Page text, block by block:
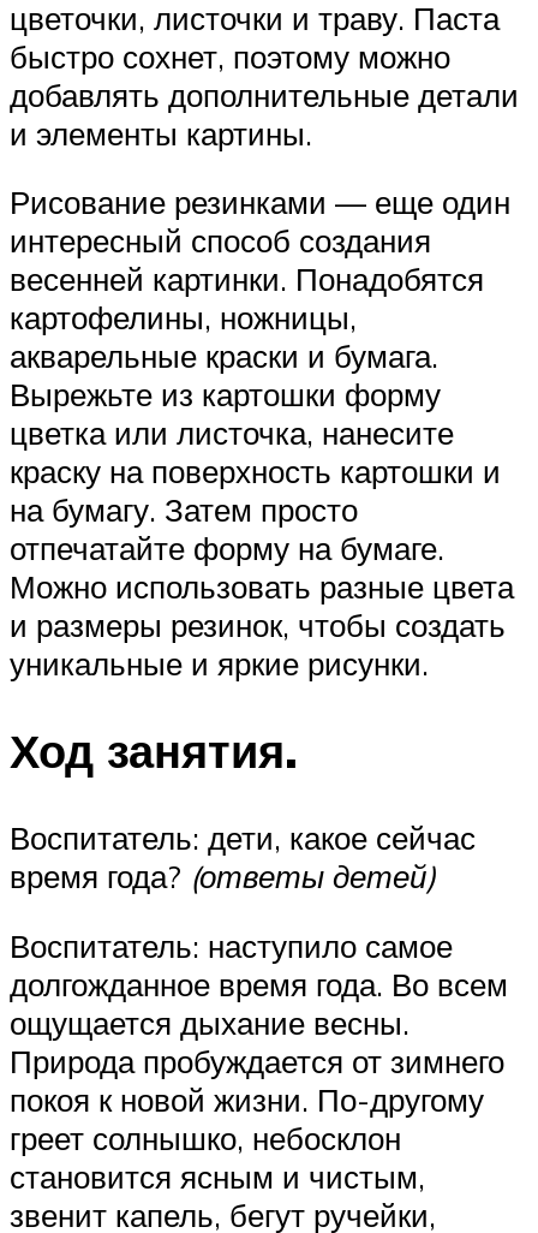
цветочки, листочки и траву. Паста
быстро сохнет, поэтому можно
добавлять дополнительные детали
и элементы картины.
Рисование резинками — еще один
интересный способ создания
весенней картинки. Понадобятся
картофелины, ножницы,
акварельные краски и бумага.
Вырежьте из картошки форму
цветка или листочка, нанесите
краску на поверхность картошки и
на бумагу. Затем просто
отпечатайте форму на бумаге.
Можно использовать разные цвета
и размеры резинок, чтобы создать
уникальные и яркие рисунки.
Ход занятия.
Воспитатель: дети, какое сейчас
время года? (ответы детей)
Воспитатель: наступило самое
долгожданное время года. Во всем
ощущается дыхание весны.
Природа пробуждается от зимнего
покоя к новой жизни. По-другому
греет солнышко, небосклон
становится ясным и чистым,
звенит капель, бегут ручейки,